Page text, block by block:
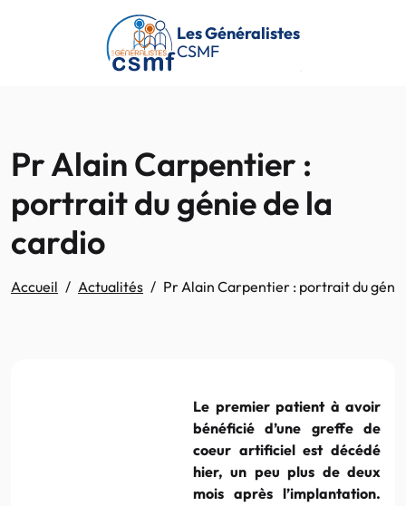
Passer au contenu principal
Les Généralistes
CSMF
Pr Alain Carpentier :
portrait du génie de la
cardio
Accueil Actualités Pr Alain Carpentier : portrait du
Le premier patient à avoir
bénéficié d’une greffe de
coeur artificiel est décédé
hier, un peu plus de deux
mois après l’implantation.